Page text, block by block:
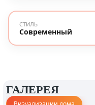
СТИЛЬ
Современный
ГАЛЕРЕЯ